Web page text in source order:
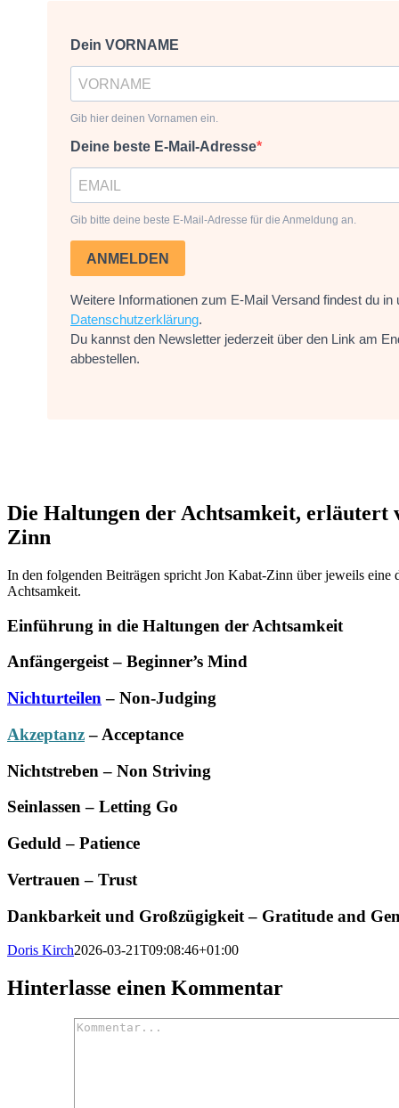
Dein VORNAME
Gib hier deinen Vornamen ein.
Deine beste E-Mail-Adresse
Gib bitte deine beste E-Mail-Adresse für die Anmeldung an.
ANMELDEN
Weitere Informationen zum E-Mail Versand findest du in
Datenschutzerklärung.
Du kannst den Newsletter jederzeit über den Link am
abbestellen.
Die Haltungen der Achtsamkeit, erläutert
Zinn
In den folgenden Beiträgen spricht Jon Kabat-Zinn über jeweils eine
Achtsamkeit.
Einführung in die Haltungen der Achtsamkeit
Anfängergeist – Beginner’s Mind
Nichturteilen – Non-Judging
Akzeptanz– Acceptance
Nichtstreben – Non Striving
Seinlassen – Letting Go
Geduld – Patience
Vertrauen – Trust
Dankbarkeit und Großzügigkeit – Gratitude and
Doris Kirch2026-03-21T09:08:46+01:00
Hinterlasse einen Kommentar